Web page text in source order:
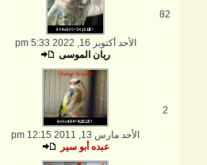
82
الأحد أكتوبر 16, 2022 5:33 pm
ريان الموسى
2
الأحد مارس 13, 2011 12:15 pm
عبده أبو سير